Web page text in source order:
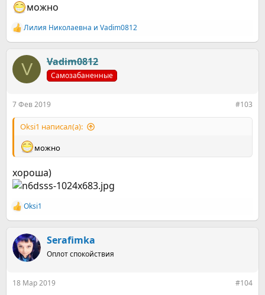
можно
Р
е
к
ц
и
Лилия Николаевна и Vadim0812
V Vadim0812
Самозабаненные
7 Фев 2019 #103
Oksi1 написал(а):
можно
хороша)
Р
е
к
ц
и
Oksi1
Serafimka
Оплот спокойствия
18 Мар 2019 #104